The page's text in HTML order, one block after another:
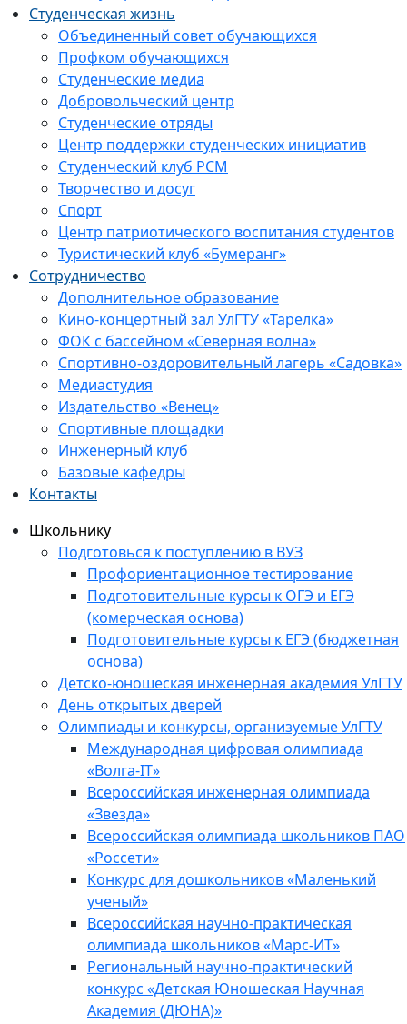
Студенческая жизнь
Объединенный совет обучающихся
Профком обучающихся
Студенческие медиа
Добровольческий центр
Студенческие отряды
Центр поддержки студенческих инициатив
Студенческий клуб РСМ
Творчество и досуг
Спорт
Центр патриотического воспитания студентов
Туристический клуб «Бумеранг»
Сотрудничество
Дополнительное образование
Кино-концертный зал УлГТУ «Тарелка»
ФОК с бассейном «Северная волна»
Спортивно-оздоровительный лагерь «Садовка»
Медиастудия
Издательство «Венец»
Спортивные площадки
Инженерный клуб
Базовые кафедры
Контакты
Школьнику
Подготовься к поступлению в ВУЗ
Профориентационное тестирование
Подготовительные курсы к ОГЭ и ЕГЭ
(комерческая основа)
Подготовительные курсы к ЕГЭ (бюджетная
основа)
Детско-юношеская инженерная академия УлГТУ
День открытых дверей
Олимпиады и конкурсы, организуемые УлГТУ
Международная цифровая олимпиада
«Волга-IT»
Всероссийская инженерная олимпиада
«Звезда»
Всероссийская олимпиада школьников ПАО
«Россети»
Конкурс для дошкольников «Маленький
ученый»
Всероссийская научно-практическая
олимпиада школьников «Марс-ИТ»
Региональный научно-практический
конкурс «Детская Юношеская Научная
Академия (ДЮНА)»